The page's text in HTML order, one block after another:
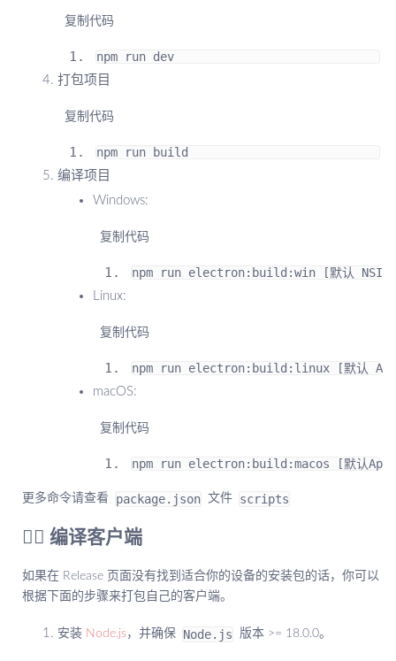
复制代码
npm run dev
打包项目
复制代码
npm run build
编译项目
Windows:
复制代码
npm run electron: build :win [默认 NSIS
Linux:
复制代码
npm run electron: build : linux [默认
macOS:
复制代码
npm run electron: build :macos [默认
更多命令请查看 package.json 文件 scripts
👷‍♂️ 编译客户端
如果在 Release 页面没有找到适合你的设备的安装包的话，你可以
根据下面的步骤来打包自己的客户端。
安装 Node.js ，并确保 Node.js 版本 >= 18.0.0。